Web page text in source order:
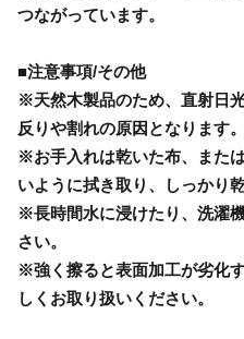
つながっています。
■注意事項/その他
※天然木製品のため、直射日
反りや割れの原因となります。
※お手入れは乾いた布、また
いように拭き取り、しっかり
※長時間水に浸けたり、洗濯
さい。
※強く擦ると表面加工が劣化
しくお取り扱いください。